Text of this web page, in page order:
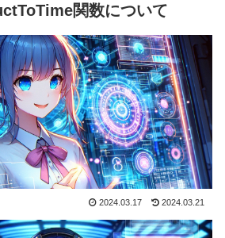
関数について
2024.03.17 2024.03.21